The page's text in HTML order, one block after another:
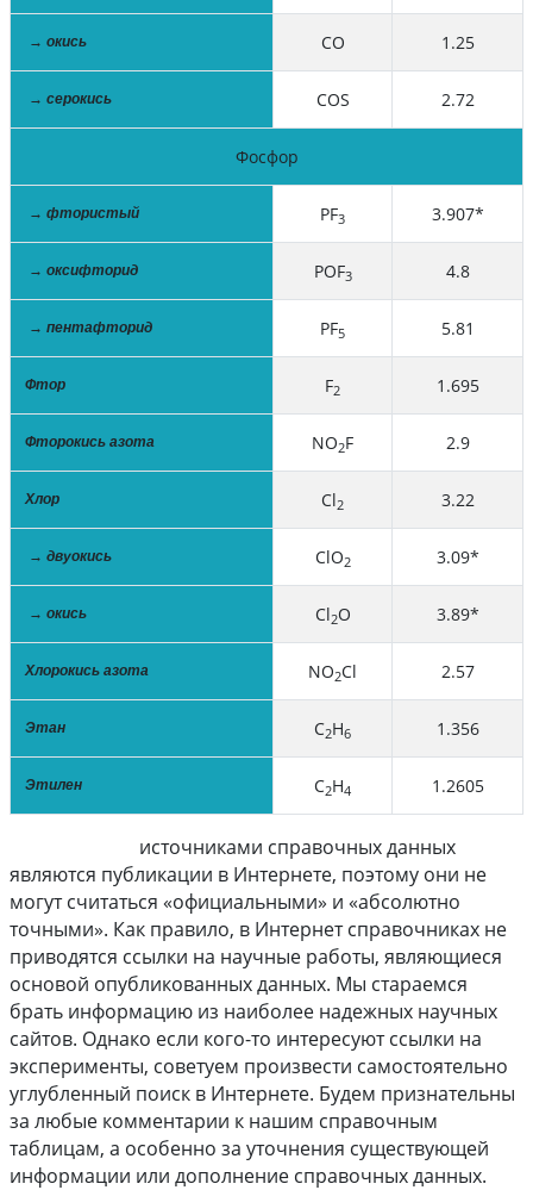
→ окись CO 1.25
→ серокись COS 2.72
Фосфор
→ фтористый PF3 3.907*
→ оксифторид POF3 4.8
→ пентафторид PF5 5.81
Фтор F2 1.695
Фторокись азота NO2F 2.9
Хлор Cl2 3.22
→ двуокись ClO2 3.09*
→ окись Cl2O 3.89*
Хлорокись азота NO2Cl 2.57
Этан C2H6 1.356
Этилен C2H4 1.2605
источниками справочных данных
являются публикации в Интернете, поэтому они не
могут считаться «официальными» и «абсолютно
точными». Как правило, в Интернет справочниках не
приводятся ссылки на научные работы, являющиеся
основой опубликованных данных. Мы стараемся
брать информацию из наиболее надежных научных
сайтов. Однако если кого-то интересуют ссылки на
эксперименты, советуем произвести самостоятельно
углубленный поиск в Интернете. Будем признательны
за любые комментарии к нашим справочным
таблицам, а особенно за уточнения существующей
информации или дополнение справочных данных.